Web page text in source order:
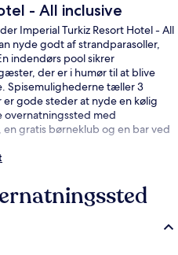
- All inclusive
Imperial Turkiz Resort Hotel - All
nyde godt af strandparasoller,
indendørs pool sikrer
der er i humør til at blive
Spisemulighederne tæller 3
gode steder at nyde en kølig
med
gratis børneklub og en bar ved